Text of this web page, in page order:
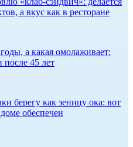
а вкус как в ресторане
а какая омолаживает:
45 лет
берегу как зеницу ока: вот
обеспечен